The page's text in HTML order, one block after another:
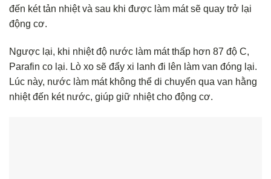
đến két tản nhiệt và sau khi được làm mát sẽ quay trở lại
động cơ.
Ngược lại, khi nhiệt độ nước làm mát thấp hơn 87 độ C,
Parafin co lại. Lò xo sẽ đẩy xi lanh đi lên làm van đóng lại.
Lúc này, nước làm mát không thể di chuyển qua van hằng
nhiệt đến két nước, giúp giữ nhiệt cho động cơ.